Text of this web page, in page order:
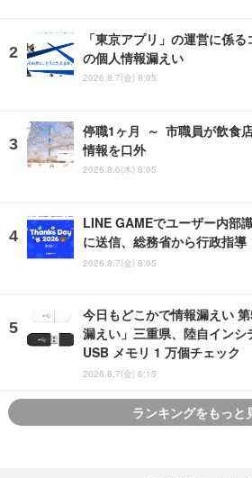
「東京アプリ」の運営に係
の個人情報漏えい
2026.8.7(金) 8:05
停職1ヶ月 ～ 市職員が飲食
情報を口外
2026.8.6(木) 8:05
LINE GAMEでユーザー内部
に送信、総務省から行政指導
2026.8.7(金) 8:05
今日もどこかで情報漏えい
漏えい」三重県、陸自イン
USB メモリ 1 万個チェック
2026.8.7(金) 8:15
ランキングをもっと